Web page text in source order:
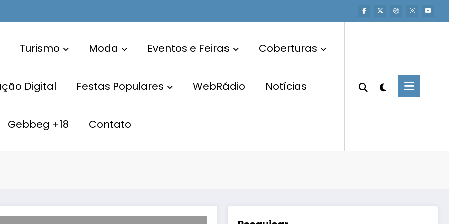
Turismo Moda Eventos e Feiras Coberturas
Digital Festas Populares WebRádio Notícias
Gebbeg +18 Contato